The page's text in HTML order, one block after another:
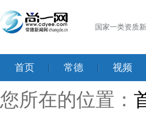
国家一类资质
首页 | 常德 | 视频
您所在的位置：